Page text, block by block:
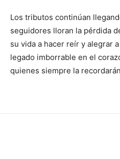
Los tributos continúan
seguidores lloran la pérdida
su vida a hacer reír y alegrar
legado imborrable en el
quienes siempre la